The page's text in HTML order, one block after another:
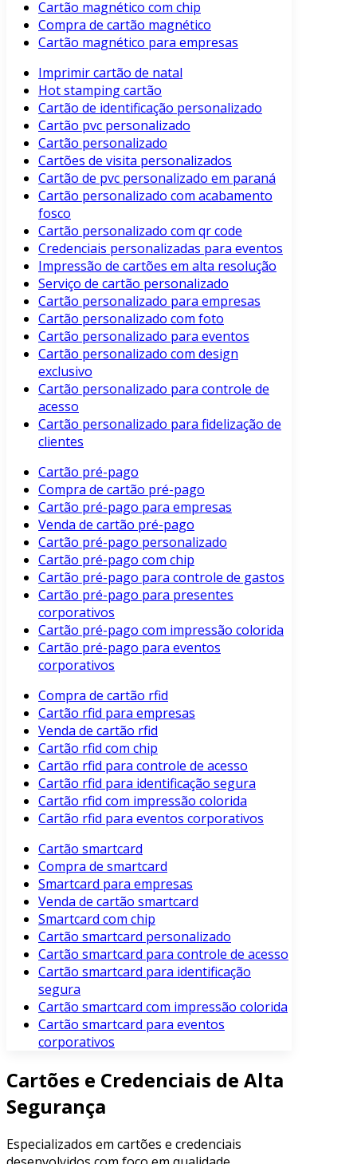
Cartão magnético com chip
Compra de cartão magnético
Cartão magnético para empresas
Imprimir cartão de natal
Hot stamping cartão
Cartão de identificação personalizado
Cartão pvc personalizado
Cartão personalizado
Cartões de visita personalizados
Cartão de pvc personalizado em paraná
Cartão personalizado com acabamento
fosco
Cartão personalizado com qr code
Credenciais personalizadas para eventos
Impressão de cartões em alta resolução
Serviço de cartão personalizado
Cartão personalizado para empresas
Cartão personalizado com foto
Cartão personalizado para eventos
Cartão personalizado com design
exclusivo
Cartão personalizado para controle de
acesso
Cartão personalizado para fidelização de
clientes
Cartão pré-pago
Compra de cartão pré-pago
Cartão pré-pago para empresas
Venda de cartão pré-pago
Cartão pré-pago personalizado
Cartão pré-pago com chip
Cartão pré-pago para controle de gastos
Cartão pré-pago para presentes
corporativos
Cartão pré-pago com impressão colorida
Cartão pré-pago para eventos
corporativos
Compra de cartão rfid
Cartão rfid para empresas
Venda de cartão rfid
Cartão rfid com chip
Cartão rfid para controle de acesso
Cartão rfid para identificação segura
Cartão rfid com impressão colorida
Cartão rfid para eventos corporativos
Cartão smartcard
Compra de smartcard
Smartcard para empresas
Venda de cartão smartcard
Smartcard com chip
Cartão smartcard personalizado
Cartão smartcard para controle de acesso
Cartão smartcard para identificação
segura
Cartão smartcard com impressão colorida
Cartão smartcard para eventos
corporativos
Cartões e Credenciais de Alta
Segurança
Especializados em cartões e credenciais